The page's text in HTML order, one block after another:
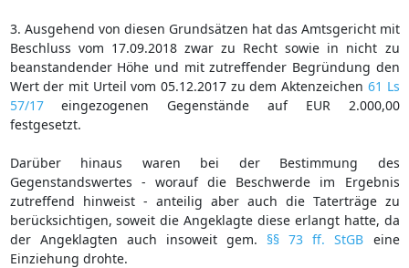
3. Ausgehend von diesen Grundsätzen hat das Amtsgericht mit
Beschluss vom 17.09.2018 zwar zu Recht sowie in nicht zu
beanstandender Höhe und mit zutreffender Begründung den
Wert der mit Urteil vom 05.12.2017 zu dem Aktenzeichen 61 Ls
57/17eingezogenen Gegenstände auf EUR 2.000,00
festgesetzt.
Darüber hinaus waren bei der Bestimmung des
Gegenstandswertes - worauf die Beschwerde im Ergebnis
zutreffend hinweist - anteilig aber auch die Taterträge zu
berücksichtigen, soweit die Angeklagte diese erlangt hatte, da
der Angeklagten auch insoweit gem. §§ 73 ff. StGB eine
Einziehung drohte.